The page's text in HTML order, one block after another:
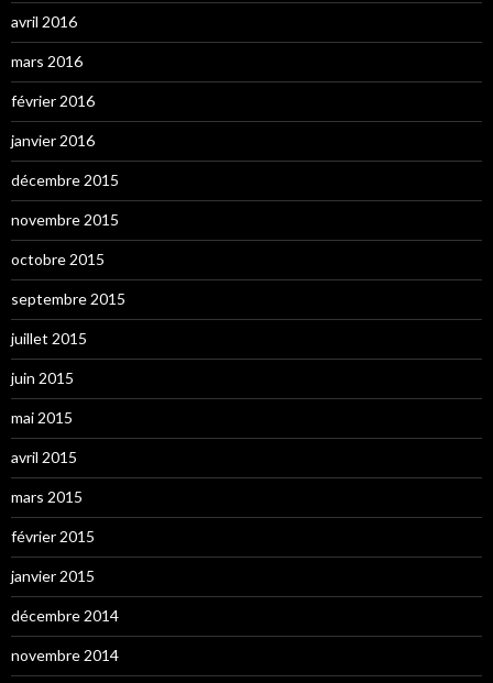
avril 2016
mars 2016
février 2016
janvier 2016
décembre 2015
novembre 2015
octobre 2015
septembre 2015
juillet 2015
juin 2015
mai 2015
avril 2015
mars 2015
février 2015
janvier 2015
décembre 2014
novembre 2014